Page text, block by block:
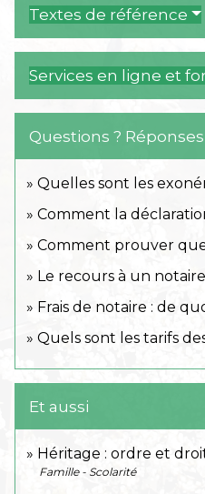
Textes de référence
Services en ligne et
Questions ? Réponses
Quelles sont les
Comment la
Comment prouver
Le recours à un
Frais de notaire : de
Quels sont les tarifs
Et aussi
Héritage : ordre et
Famille - Scolarité